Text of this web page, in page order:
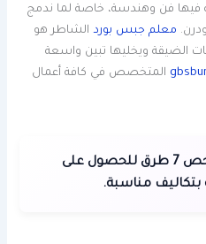
فن وهندسة، خاصة لما ندمج
معلم جبس بورد الشاطر هو
الضيقة ويخليها تبين واسعة
المتخصص في كافة أعمال
اكتشف أرخص 7 طرق للحصول على
مناسبة.